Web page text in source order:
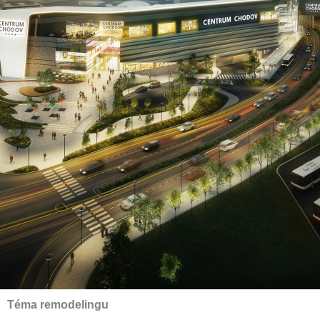
Téma remodelingu